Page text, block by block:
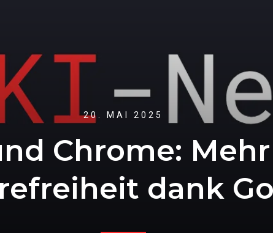
20. MAI 2025
Chrome:
dank